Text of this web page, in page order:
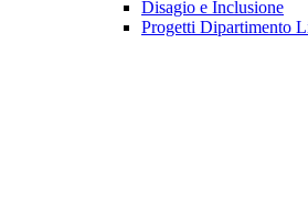
Disagio e Inclusione
Progetti Dipartimento